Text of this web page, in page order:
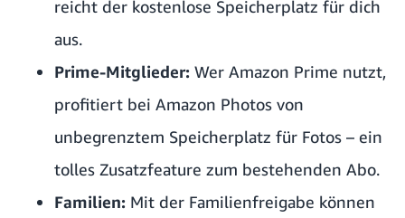
reicht der kostenlose Speicherplatz für dich
aus.
Prime-Mitglieder: Wer Amazon Prime nutzt,
profitiert bei Amazon Photos von
unbegrenztem Speicherplatz für Fotos – ein
tolles Zusatzfeature zum bestehenden Abo.
Familien: Mit der Familienfreigabe können